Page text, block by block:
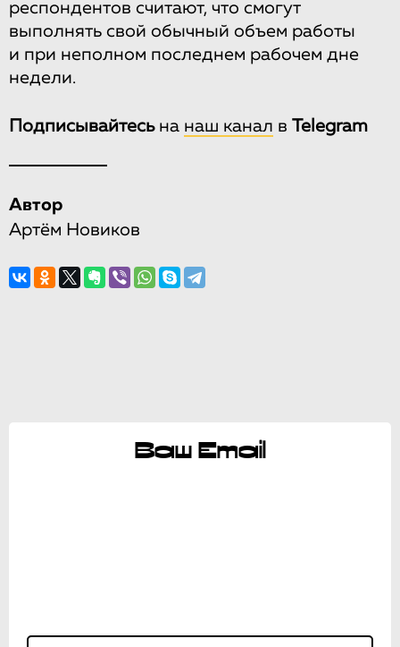
респондентов считают, что смогут
выполнять свой обычный объем работы
и при неполном последнем рабочем дне
недели.
Подписывайтесьна наш канал в Telegram
Автор
Артём Новиков
Ваш Email